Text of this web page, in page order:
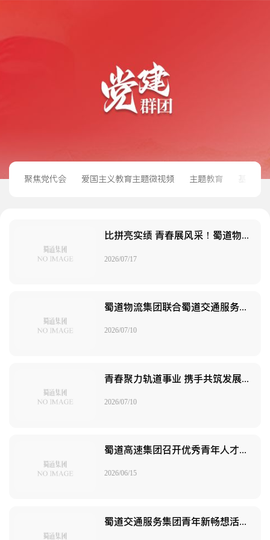
聚焦党代会 爱国主义教育主题微视频 主题教育 基层党
比拼亮实绩 青春展风采！蜀道物流集团举办第一届“青年岗位之星”决赛
2026/07/17
蜀道物流集团联合蜀道交通服务集团开展青年学习交流活动
2026/07/10
青春聚力轨道事业 携手共筑发展新篇——蜀道轨道交通集团团委与中车资阳公司团委开展团建联建活动
2026/07/10
蜀道高速集团召开优秀青年人才座谈会
2026/06/15
蜀道交通服务集团青年新畅想活动圆满落幕